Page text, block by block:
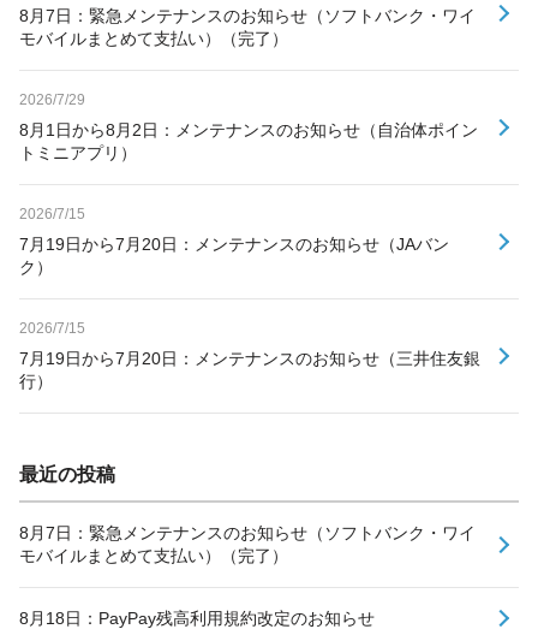
8月7日：緊急メンテナンスのお知らせ（ソフトバンク・ワイ
モバイルまとめて支払い）（完了）
2026/7/29
8月1日から8月2日：メンテナンスのお知らせ（自治体ポイン
トミニアプリ）
2026/7/15
7月19日から7月20日：メンテナンスのお知らせ（JAバン
ク）
2026/7/15
7月19日から7月20日：メンテナンスのお知らせ（三井住友銀
行）
最近の投稿
8月7日：緊急メンテナンスのお知らせ（ソフトバンク・ワイ
モバイルまとめて支払い）（完了）
8月18日：PayPay残高利用規約改定のお知らせ